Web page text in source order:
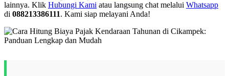
lainnya. Klik Hubungi Kami atau langsung chat melalui Whatsapp
di 088213386111. Kami siap melayani Anda!